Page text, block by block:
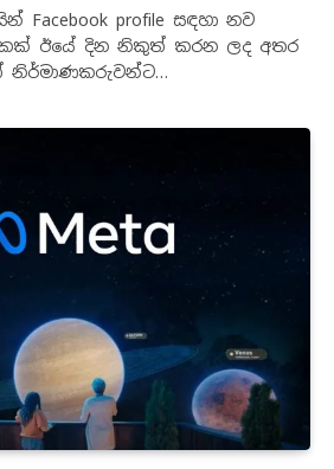
Facebook profile සඳහා නව
එකක් ඊයේ දින නිකුත් කරන ලද අතර
නිර්මාණකරුවන්ට…